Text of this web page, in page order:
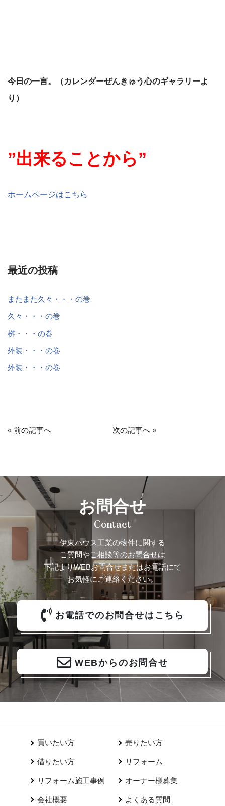
今日の一言。（カレンダーぜんきゅう心のギャラリーよ
り）
”出来ることから”
ホームページはこちら
最近の投稿
またまた久々・・・の巻
久々・・・の巻
桝・・・の巻
外装・・・の巻
外装・・・の巻
« 前の記事へ 次の記事へ »
お問合せ
Contact
伊東ハウス工業の物件に関する
ご質問やご相談等のお問合せは
下記よりWEBお問合せまたはお電話にて
お気軽にご連絡ください。
お電話でのお問合せはこちら
WEBからのお問合せ
買いたい方 売りたい方
借りたい方 リフォーム
リフォーム施工事例 オーナー様募集
会社概要 よくある質問